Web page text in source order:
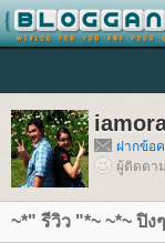
ฝากข้อ
ผู้ติดตา
~*" รีวิว "*~ ~*~ ปิง